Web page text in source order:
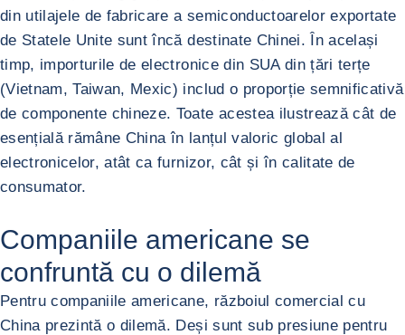
din utilajele de fabricare a semiconductoarelor exportate
de Statele Unite sunt încă destinate Chinei. În același
timp, importurile de electronice din SUA din țări terțe
(Vietnam, Taiwan, Mexic) includ o proporție semnificativă
de componente chineze. Toate acestea ilustrează cât de
esențială rămâne China în lanțul valoric global al
electronicelor, atât ca furnizor, cât și în calitate de
consumator.
Companiile americane se
confruntă cu o dilemă
Pentru companiile americane, războiul comercial cu
China prezintă o dilemă. Deși sunt sub presiune pentru